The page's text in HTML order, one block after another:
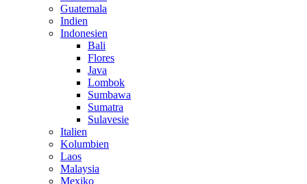
Guatemala
Indien
Indonesien
Bali
Flores
Java
Lombok
Sumbawa
Sumatra
Sulavesie
Italien
Kolumbien
Laos
Malaysia
Mexiko